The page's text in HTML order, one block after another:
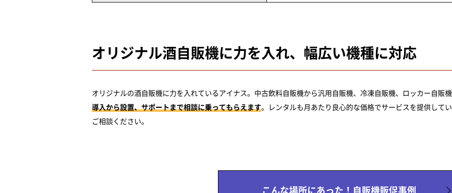
オリジナル酒自販機に力を入れ、 幅広い機種に対応
オリジナルの酒自販機に力を入れているアイナス。中古飲料自販機から汎用自販機、冷凍自販機、ロッカー自販
導入から設置、サポートまで相談に乗ってもらえます。レンタルも月あたり良心的な価格でサービスを提供して
ご相談ください。
こんな場所にあった！自販機販促事例